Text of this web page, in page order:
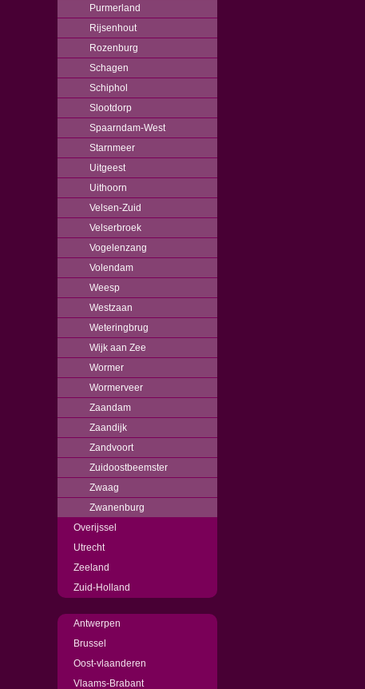
Purmerland
Rijsenhout
Rozenburg
Schagen
Schiphol
Slootdorp
Spaarndam-West
Starnmeer
Uitgeest
Uithoorn
Velsen-Zuid
Velserbroek
Vogelenzang
Volendam
Weesp
Westzaan
Weteringbrug
Wijk aan Zee
Wormer
Wormerveer
Zaandam
Zaandijk
Zandvoort
Zuidoostbeemster
Zwaag
Zwanenburg
Overijssel
Utrecht
Zeeland
Zuid-Holland
Antwerpen
Brussel
Oost-vlaanderen
Vlaams-Brabant